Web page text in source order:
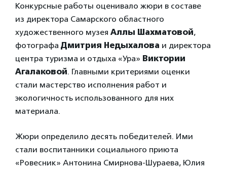
Конкурсные работы оценивало жюри в составе
из директора Самарского областного
художественного музея Аллы Шахматовой,
фотографа Дмитрия Недыхалова и директора
центра туризма и отдыха «Ура» Виктории
Агалаковой. Главными критериями оценки
стали мастерство исполнения работ и
экологичность использованного для них
материала.
Жюри определило десять победителей. Ими
стали воспитанники социального приюта
«Ровесник» Антонина Смирнова-Шураева, Юлия